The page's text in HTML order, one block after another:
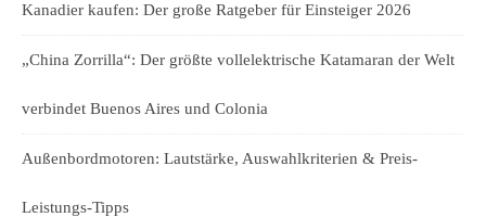
Kanadier kaufen: Der große Ratgeber für Einsteiger 2026
„China Zorrilla“: Der größte vollelektrische Katamaran der Welt
verbindet Buenos Aires und Colonia
Außenbordmotoren: Lautstärke, Auswahlkriterien & Preis-
Leistungs-Tipps